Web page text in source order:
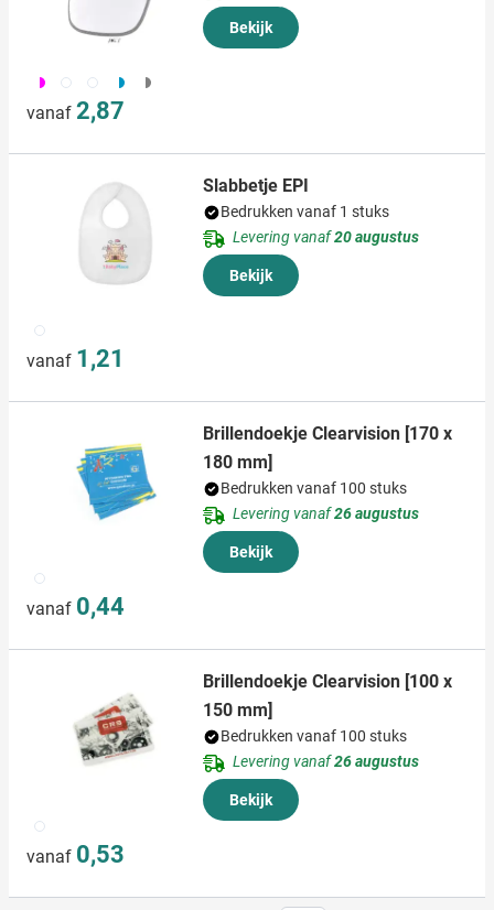
248 437 648 608 197
vanaf 2,87
Bekijk
002
vanaf 1,21
Slabbetje EPI
Bedrukken vanaf 1 stuks
Levering vanaf20 augustus
Bekijk
009
vanaf 0,44
Brillendoekje Clearvision [170 x
180 mm]
Bedrukken vanaf 100 stuks
Levering vanaf26 augustus
Bekijk
009
vanaf 0,53
Brillendoekje Clearvision [100 x
150 mm]
Bedrukken vanaf 100 stuks
Levering vanaf26 augustus
Bekijk